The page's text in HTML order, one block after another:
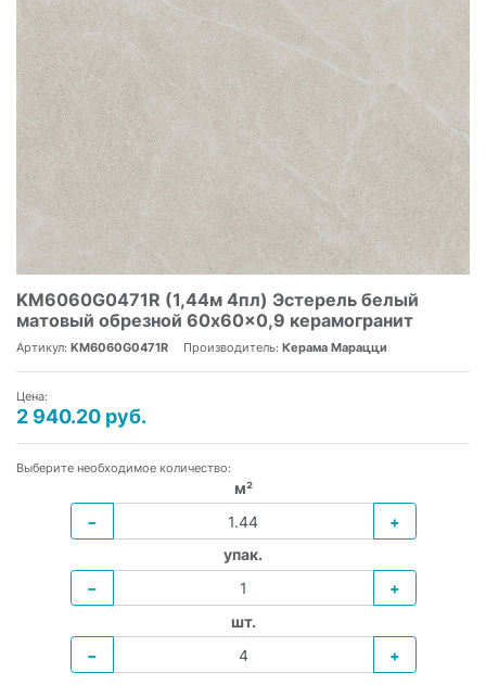
KM6060G0471R (1,44м 4пл) Эстерель белый
матовый обрезной 60x60x0,9 керамогранит
Артикул: KM6060G0471R Производитель: Керама Марацци
Цена:
2 940.20 руб.
Выберите необходимое количество:
м²
−
+
упак.
−
+
шт.
−
+